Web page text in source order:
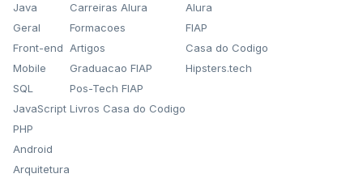
Java
Geral
Front-end
Mobile
SQL
JavaScript
PHP
Android
Arquitetura
Carreiras Alura
Formacoes
Artigos
Graduacao FIAP
Pos-Tech FIAP
Livros Casa do Codigo
Alura
FIAP
Casa do Codigo
Hipsters.tech